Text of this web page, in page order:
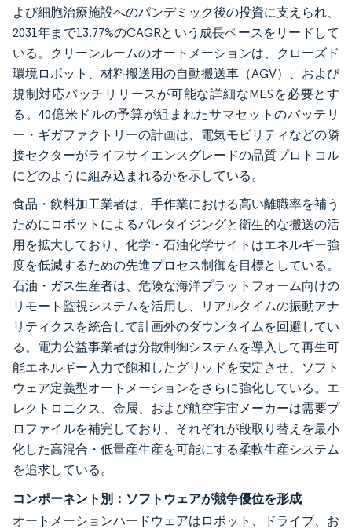
よび細胞治療施設へのパンデミック後の投資に支えられ、
2031年まで13.77%のCAGRという成長ペースをリードして
いる。クリーンルームのオートメーションは、クローズド
環境ロボット、材料搬送用の自動搬送車（AGV）、および
規制対応バッチリリースが可能な詳細なMESを必要とす
る。40億米ドルの予算が組まれたサマセットのバッテリ
ー・ギガファクトリーの計画は、電気モビリティなどの隣
接セクターがライフサイエンスグレードの品質プロトコル
にどのように組み込まれるかを示している。
食品・飲料加工業者は、手作業における高い離職率を補う
ためにロボットによるパレタイジングと衛生的な搬送の活
用を拡大しており、化学・石油化学サイトはエネルギー強
度を低減するための先進プロセス制御を目標としている。
石油・ガス生産者は、危険な海洋プラットフォーム向けの
リモート監視システムを活用し、リアルタイムの振動アナ
リティクスを統合して計画外のダウンタイムを回避してい
る。電力公益事業者は分散制御システムを導入して再生可
能エネルギー入力で飽和したグリッドを安定させ、ソフト
ウェア定義型オートメーションをさらに強化している。エ
レクトロニクス、金属、および航空宇宙メーカーは需要プ
ロファイルを補完しており、それぞれが段取り替えを最小
化した高混合・低量産生産を可能にする柔軟生産システム
を追求している。
コンポーネント別：ソフトウェアが競争優位を形成
オートメーションハードウェアはロボット、ドライブ、お